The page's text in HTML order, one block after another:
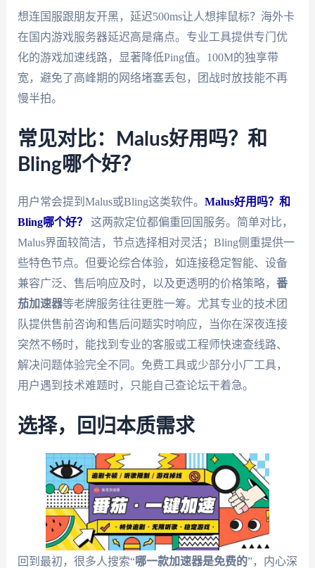
想连国服跟朋友开黑，延迟500ms让人想摔鼠标？海外卡
在国内游戏服务器延迟高是痛点。专业工具提供专门优
化的游戏加速线路，显著降低Ping值。100M的独享带
宽，避免了高峰期的网络堵塞丢包，团战时放技能不再
慢半拍。
常见对比：Malus好用吗？和
Bling哪个好？
用户常会提到Malus或Bling这类软件。 Malus好用吗？和
Bling哪个好？
这两款定位都偏重回国服务。简单对比，
Malus界面较简洁，节点选择相对灵活；Bling侧重提供一
些特色节点。但要论综合体验，如连接稳定智能、设备
兼容广泛、售后响应及时，以及更透明的价格策略， 番
茄加速器等老牌服务往往更胜一筹。尤其专业的技术团
队提供售前咨询和售后问题实时响应，当你在深夜连接
突然不畅时，能找到专业的客服或工程师快速查线路、
解决问题体验完全不同。免费工具或少部分小厂工具，
用户遇到技术难题时，只能自己查论坛干着急。
选择，回归本质需求
回到最初，很多人搜索“哪一款加速器是免费的”，内心深